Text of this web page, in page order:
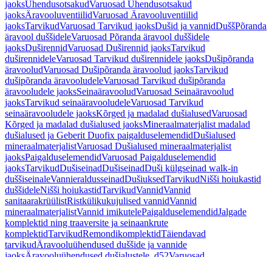
jaoksÜhendusotsakudVaruosad Ühendusotsakud
jaoksÄravooluventiilidVaruosad Äravooluventiilid
jaoksTarvikudVaruosad Tarvikud jaoksDušid ja vannidDuššPõranda
äravool duššideleVaruosad Põranda äravool duššidele
jaoksDuširennidVaruosad Duširennid jaoksTarvikud
duširennideleVaruosad Tarvikud duširennidele jaoksDušipõranda
äravooludVaruosad Dušipõranda äravoolud jaoksTarvikud
dušipõranda äravooludeleVaruosad Tarvikud dušipõranda
äravooludele jaoksSeinaäravooludVaruosad Seinaäravoolud
jaoksTarvikud seinaäravooludeleVaruosad Tarvikud
seinaäravooludele jaoksKõrged ja madalad dušialusedVaruosad
Kõrged ja madalad dušialused jaoksMineraalmaterjalist madalad
dušialused ja Geberit Duofix paigalduselemendidDušialused
mineraalmaterjalistVaruosad Dušialused mineraalmaterjalist
jaoksPaigalduselemendidVaruosad Paigalduselemendid
jaoksTarvikudDušiseinadDušiseinadDuši külgseinad walk-in
duššiseinaleVannieraldusseinadDušiuksedTarvikudNišši hoiukastid
duššideleNišši hoiukastidTarvikudVannidVannid
sanitaarakrüülistRistkülikukujulised vannidVannid
mineraalmaterjalistVannid imikutelePaigalduselemendidJalgade
komplektid ning traaversite ja seinaankrute
komplektidTarvikudRemondikomplektidTäiendavad
tarvikudÄravooluühendused duššide ja vannide